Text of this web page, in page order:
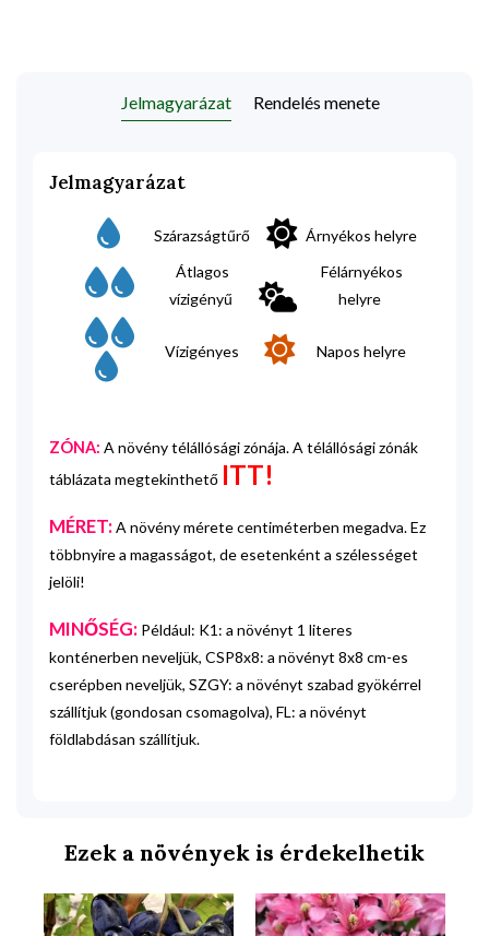
Jelmagyarázat Rendelés menete
Jelmagyarázat
Szárazságtűrő
Árnyékos helyre
Átlagos
vízigényű
Félárnyékos
helyre
Vízigényes Napos helyre
ZÓNA: A növény télállósági zónája. A télállósági zónák
táblázata megtekinthető ITT!
MÉRET:A növény mérete centiméterben megadva. Ez
többnyire a magasságot, de esetenként a szélességet
jelöli!
MINŐSÉG: Például: K1: a növényt 1 literes
konténerben neveljük, CSP8x8: a növényt 8x8 cm-es
cserépben neveljük, SZGY: a növényt szabad gyökérrel
szállítjuk (gondosan csomagolva), FL: a növényt
földlabdásan szállítjuk.
Ezek a növények is érdekelhetik